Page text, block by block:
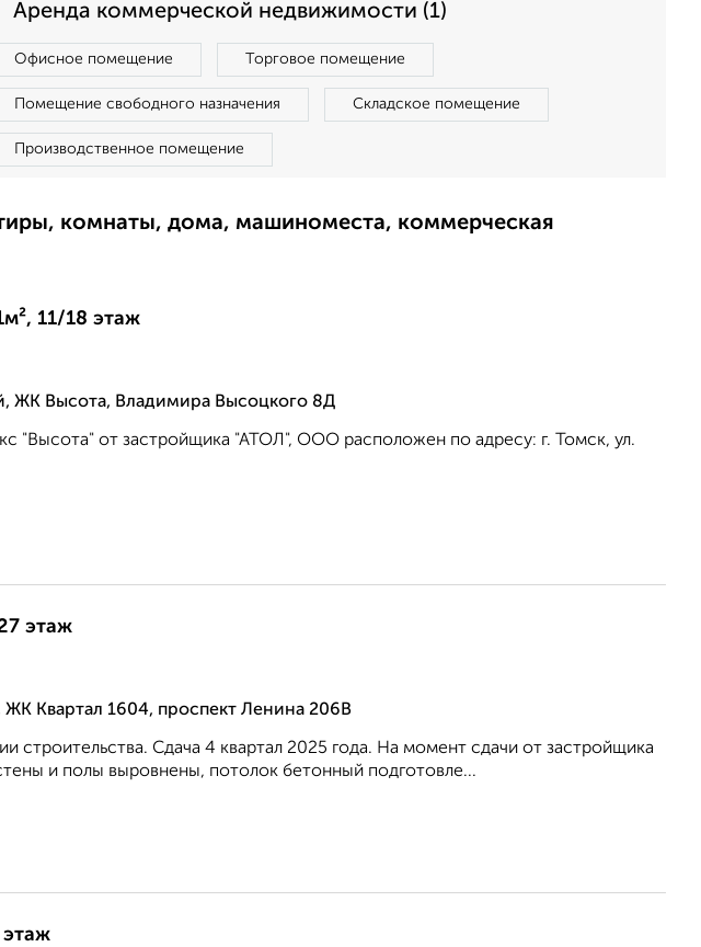
Аренда коммерческой недвижимости (1)
Офисное помещение Торговое помещение
Помещение свободного назначения Складское помещение
Производственное помещение
комнаты, дома, машиноместа, коммерческая
11/18 этаж
ЖК Высота, Владимира Высоцкого 8Д
"Высота" от застройщика "АТОЛ", ООО расположен по адресу: г. Томск, ул.
этаж
Квартал 1604, проспект Ленина 206В
строительства. Сдача 4 квартал 2025 года. На момент сдачи от застройщика
и полы выровнены, потолок бетонный подготовле...
этаж